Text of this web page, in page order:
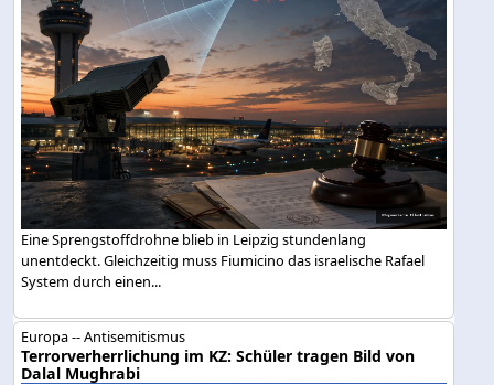
Eine Sprengstoffdrohne blieb in Leipzig stundenlang
unentdeckt. Gleichzeitig muss Fiumicino das israelische Rafael
System durch einen...
Europa -- Antisemitismus
Terrorverherrlichung im KZ: Schüler tragen Bild von
Dalal Mughrabi